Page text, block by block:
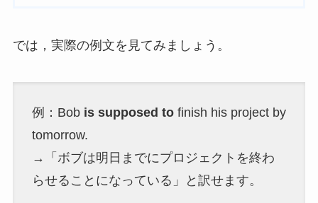
では，実際の例文を見てみましょう。
例：Bob is supposed tofinish his project by
tomorrow.
→「ボブは明日までにプロジェクトを終わ
らせることになっている」と訳せます。